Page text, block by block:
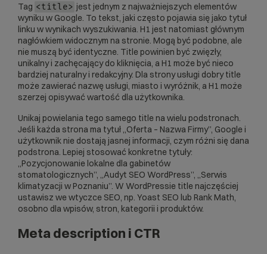
Tag <title> jest jednym z najważniejszych elementów
wyniku w Google. To tekst, jaki często pojawia się jako tytuł
linku w wynikach wyszukiwania. H1 jest natomiast głównym
nagłówkiem widocznym na stronie. Mogą być podobne, ale
nie muszą być identyczne. Title powinien być zwięzły,
unikalny i zachęcający do kliknięcia, a H1 może być nieco
bardziej naturalny i redakcyjny. Dla strony usługi dobry title
może zawierać nazwę usługi, miasto i wyróżnik, a H1 może
szerzej opisywać wartość dla użytkownika.
Unikaj powielania tego samego title na wielu podstronach.
Jeśli każda strona ma tytuł „Oferta – Nazwa Firmy”, Google i
użytkownik nie dostają jasnej informacji, czym różni się dana
podstrona. Lepiej stosować konkretne tytuły:
„Pozycjonowanie lokalne dla gabinetów
stomatologicznych”, „Audyt SEO WordPress”, „Serwis
klimatyzacji w Poznaniu”. W WordPressie title najczęściej
ustawisz we wtyczce SEO, np. Yoast SEO lub Rank Math,
osobno dla wpisów, stron, kategorii i produktów.
Meta description i CTR